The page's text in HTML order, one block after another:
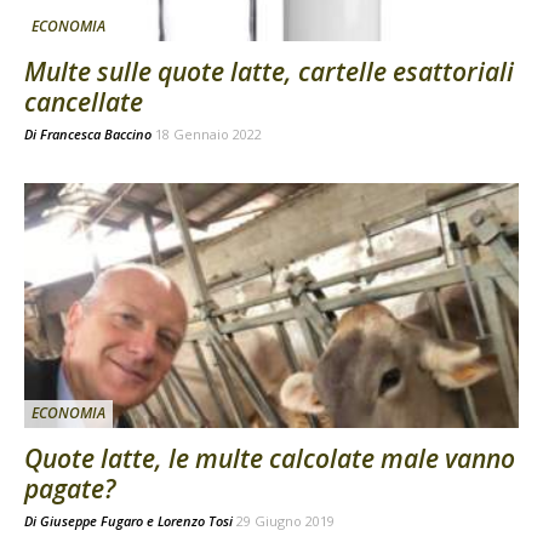
ECONOMIA
Multe sulle quote latte, cartelle esattoriali
cancellate
Di Francesca Baccino 18 Gennaio 2022
ECONOMIA
Quote latte, le multe calcolate male vanno
pagate?
Di Giuseppe Fugaro e Lorenzo Tosi 29 Giugno 2019